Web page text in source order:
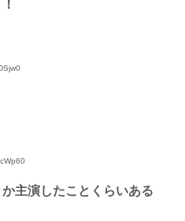
主演したことくらいある